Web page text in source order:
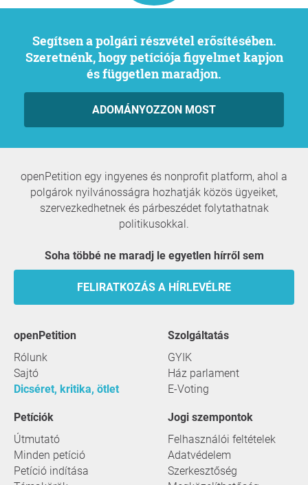
Segítsen a polgári részvétel erősítésében.
Szeretnénk, hogy petíciója figyelmet kapjon
és független maradjon.
ADOMÁNYOZZON MOST
openPetition egy ingyenes és nonprofit platform, ahol a
polgárok nyilvánosságra hozhatják közös ügyeiket,
szervezkedhetnek és párbeszédet folytathatnak
politikusokkal.
Soha többé ne maradj le egyetlen hírről sem
FELIRATKOZÁS A HÍRLEVÉLRE
openPetition
Rólunk
Sajtó
Dicséret, kritika, ötlet
szolgáltatás
GYIK
Ház parlament
E-Voting
Petíciók
Útmutató
Minden petíció
Petíció indítása
Jogi szempontok
Felhasználói feltételek
Adatvédelem
Szerkesztőség